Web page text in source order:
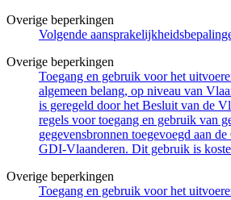
Overige beperkingen
Volgende
Overige beperkingen
Toegang en gebruik voor het
algemeen belang, op niveau van
is geregeld door het Besluit van de
regels voor toegang en gebruik van
gegevensbronnen toegevoegd aan
GDI-Vlaanderen. Dit gebruik is
Overige beperkingen
Toegang en gebruik voor het